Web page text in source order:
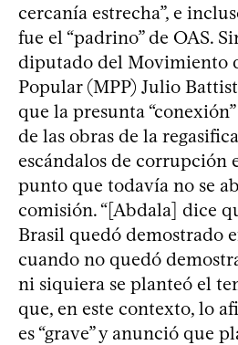
cercanía estrecha”, e
fue el “padrino” de OAS.
diputado del Movimiento
Popular (MPP) Julio
que la presunta
de las obras de la
escándalos de corrupción
punto que todavía no se
comisión. “[Abdala] dice
Brasil quedó demostrado
cuando no quedó
ni siquiera se planteó el
que, en este contexto, lo
es “grave” y anunció que